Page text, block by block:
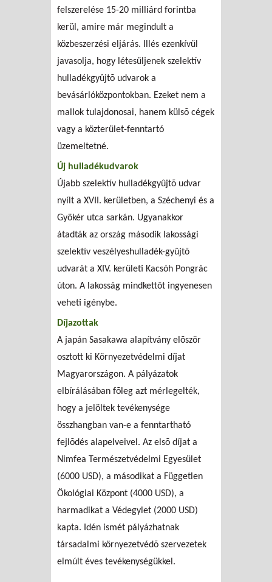
felszerelése 15-20 milliárd forintba
kerül, amire már megindult a
közbeszerzési eljárás. Illés ezenkívül
javasolja, hogy létesüljenek szelektív
hulladékgyûjtõ udvarok a
bevásárlóközpontokban. Ezeket nem a
mallok tulajdonosai, hanem külsõ cégek
vagy a közterület-fenntartó
üzemeltetné.
Új hulladékudvarok
Újabb szelektív hulladékgyûjtõ udvar
nyílt a XVII. kerületben, a Széchenyi és a
Gyökér utca sarkán. Ugyanakkor
átadták az ország második lakossági
szelektív veszélyeshulladék-gyûjtõ
udvarát a XIV. kerületi Kacsóh Pongrác
úton. A lakosság mindkettõt ingyenesen
veheti igénybe.
Díjazottak
A japán Sasakawa alapítvány elõször
osztott ki Környezetvédelmi díjat
Magyarországon. A pályázatok
elbírálásában fõleg azt mérlegelték,
hogy a jelöltek tevékenysége
összhangban van-e a fenntartható
fejlõdés alapelveivel. Az elsõ díjat a
Nimfea Természetvédelmi Egyesület
(6000 USD), a másodikat a Független
Ökológiai Központ (4000 USD), a
harmadikat a Védegylet (2000 USD)
kapta. Idén ismét pályázhatnak
társadalmi környezetvédõ szervezetek
elmúlt éves tevékenységükkel.